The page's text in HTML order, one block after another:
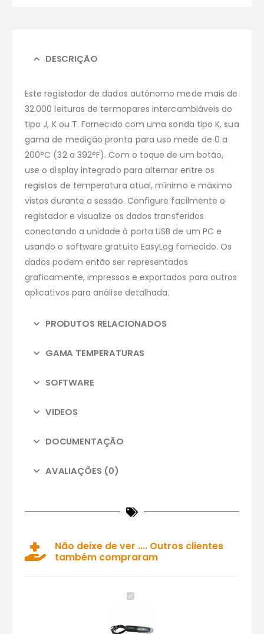
DESCRIÇÃO
Este registador de dados autónomo mede mais de
32.000 leituras de termopares intercambiáveis do
tipo J, K ou T. Fornecido com uma sonda tipo K, sua
gama de medição pronta para uso mede de 0 a
200°C (32 a 392°F). Com o toque de um botão,
use o display integrado para alternar entre os
registos de temperatura atual, mínimo e máximo
vistos durante a sessão. Configure facilmente o
registador e visualize os dados transferidos
conectando a unidade à porta USB de um PC e
usando o software gratuito EasyLog fornecido. Os
dados podem então ser representados
graficamente, impressos e exportados para outros
aplicativos para análise detalhada.
PRODUTOS RELACIONADOS
GAMA TEMPERATURAS
SOFTWARE
VIDEOS
DOCUMENTAÇÃO
AVALIAÇÕES (0)
Não deixe de ver .... Outros clientes
também compraram
Datalogger